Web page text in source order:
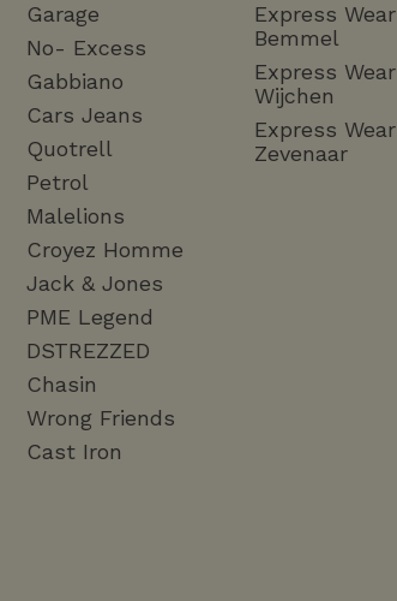
Garage
No- Excess
Gabbiano
Cars Jeans
Quotrell
Petrol
Malelions
Croyez Homme
Jack & Jones
PME Legend
DSTREZZED
Chasin
Wrong Friends
Cast Iron
Express Wear
Bemmel
Express Wear
Wijchen
Express Wear
Zevenaar